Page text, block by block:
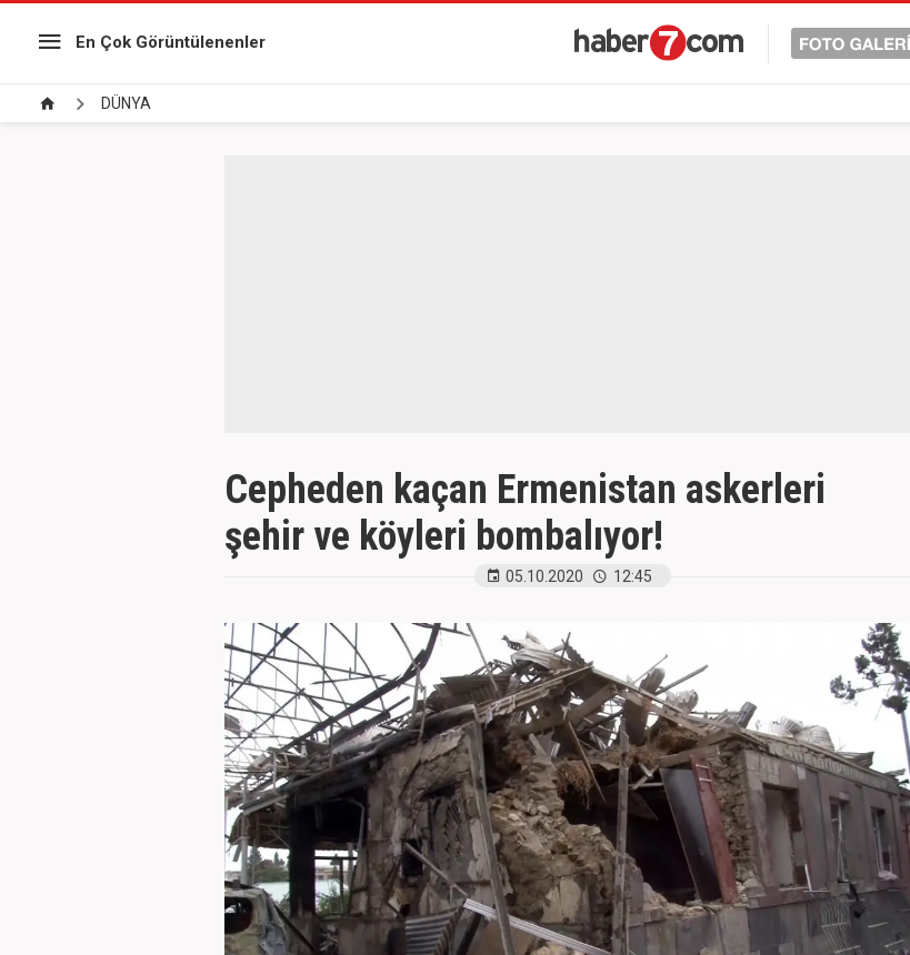
En Çok Görüntülenenler
DÜNYA
Cepheden kaçan Ermenistan askerleri
şehir ve köyleri bombalıyor!
05.10.2020 12:45